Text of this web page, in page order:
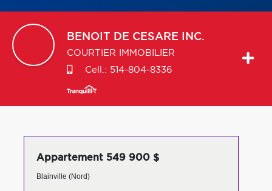
BENOIT DE CESARE INC.
COURTIER IMMOBILIER
Cell.: 514-804-8336
Appartement 549 900 $
Blainville (Nord)